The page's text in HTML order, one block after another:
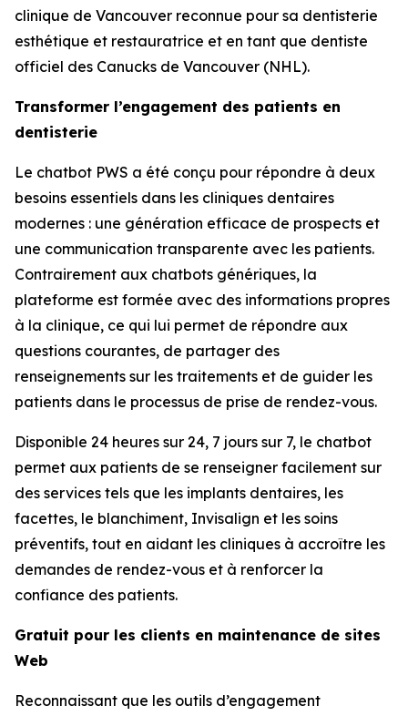
clinique de Vancouver reconnue pour sa dentisterie
esthétique et restauratrice et en tant que dentiste
officiel des Canucks de Vancouver (NHL).
Transformer l’engagement des patients en
dentisterie
Le chatbot PWS a été conçu pour répondre à deux
besoins essentiels dans les cliniques dentaires
modernes : une génération efficace de prospects et
une communication transparente avec les patients.
Contrairement aux chatbots génériques, la
plateforme est formée avec des informations propres
à la clinique, ce qui lui permet de répondre aux
questions courantes, de partager des
renseignements sur les traitements et de guider les
patients dans le processus de prise de rendez-vous.
Disponible 24 heures sur 24, 7 jours sur 7, le chatbot
permet aux patients de se renseigner facilement sur
des services tels que les implants dentaires, les
facettes, le blanchiment, Invisalign et les soins
préventifs, tout en aidant les cliniques à accroître les
demandes de rendez-vous et à renforcer la
confiance des patients.
Gratuit pour les clients en maintenance de sites
Web
Reconnaissant que les outils d’engagement